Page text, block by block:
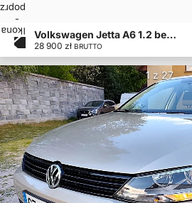
Volkswagen Jetta A6 1.2 benzyna * 105 KM * Klima * Tempomat * Oryginał
28 900 zł BRUTTO
1 z 27